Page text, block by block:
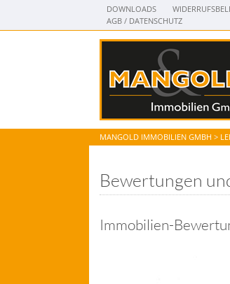
DOWNLOADS
AGB / DATENSCHUTZ
MANGOLD IMMOBILIEN GMBH >
Bewertungen
Immobilien-